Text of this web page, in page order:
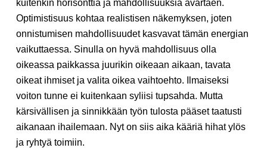
kuitenkin horisonttia ja mahdollisuuksia avartaen.
Optimistisuus kohtaa realistisen näkemyksen, joten
onnistumisen mahdollisuudet kasvavat tämän energian
vaikuttaessa. Sinulla on hyvä mahdollisuus olla
oikeassa paikkassa juurikin oikeaan aikaan, tavata
oikeat ihmiset ja valita oikea vaihtoehto. Ilmaiseksi
voiton tunne ei kuitenkaan syliisi tupsahda. Mutta
kärsivällisen ja sinnikkään työn tulosta pääset taatusti
aikanaan ihailemaan. Nyt on siis aika kääriä hihat ylös
ja ryhtyä toimiin.